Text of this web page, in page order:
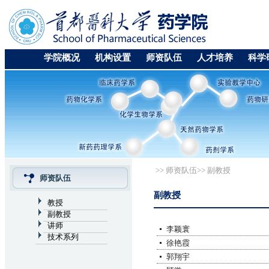
学院概况 机构设置 师资队伍 人才培养 科学
师资队伍
教授
副教授
讲师
技术系列
>> 师资队伍>> 副教授
副教授
李颖寰
徐艳霞
郭翔宇